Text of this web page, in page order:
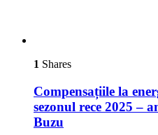
1 Shares
Compensațiile la
sezonul rece 2025 –
Buzu